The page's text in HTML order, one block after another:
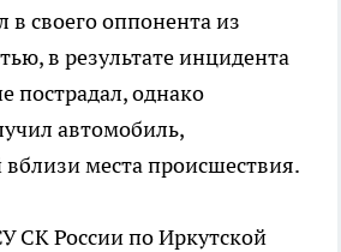
в своего оппонента из
в результате инцидента
пострадал, однако
автомобиль,
места происшествия.
СК России по Иркутской